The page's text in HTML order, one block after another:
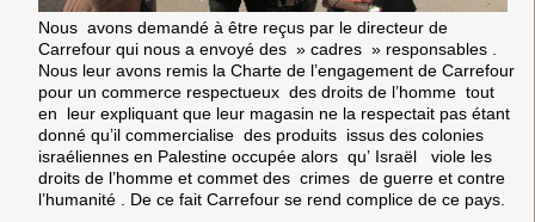
Nous avons demandé à être reçus par le directeur de
Carrefour qui nous a envoyé des » cadres » responsables .
Nous leur avons remis la Charte de l’engagement de Carrefour
pour un commerce respectueux des droits de l’homme tout
en leur expliquant que leur magasin ne la respectait pas étant
donné qu’il commercialise des produits issus des colonies
israéliennes en Palestine occupée alors qu’ Israël viole les
droits de l’homme et commet des crimes de guerre et contre
l’humanité . De ce fait Carrefour se rend complice de ce pays.